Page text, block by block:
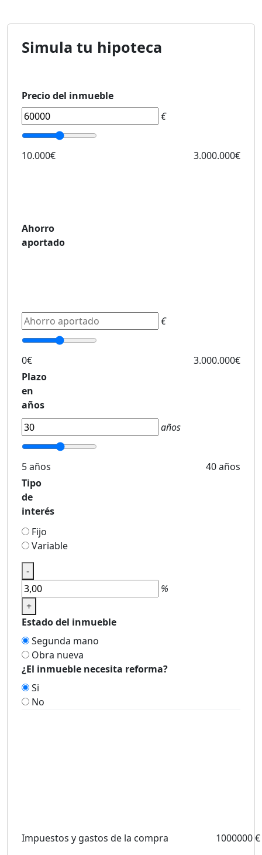
Simula tu hipoteca
Precio del inmueble
€
10.000€ 3.000.000€
Ahorro
aportado
€
0€
3.000.000€
Plazo
en
años
años
5 años
40 años
Tipo
de
interés
Fijo
Variable
-
%
+
Estado del inmueble
Segunda mano
Obra nueva
¿El inmueble necesita reforma?
Si
No
Impuestos y gastos de la compra 1000000 €